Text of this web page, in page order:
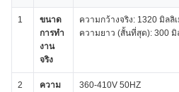
1
ขนาด
การทํา
งาน
จริง
ความกว้างจริง: 1320 มิลลิ
ความยาว (สั้นที่สุด): 300 มิ
2
ความ
360-410V 50HZ